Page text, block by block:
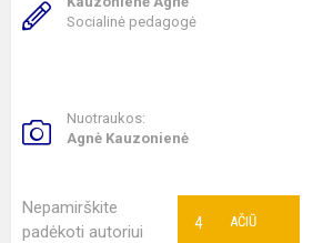
Socialinė pedagogė
Nuotraukos:
Agnė Kauzonienė
Nepamirškite
padėkoti autoriui
AČIŪ
4